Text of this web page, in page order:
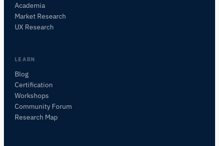
Academia
Market Research
UX Research
LEARN
Blog
Certification
Workshops
Community Forum
Research Map
研究方法、製品、センサー、SDK、リソースに
この記事について質問
この記事を要約
これをどう応用できますか？